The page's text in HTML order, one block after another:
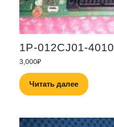
1P-012CJ01-4010
3,000₽
Читать далее